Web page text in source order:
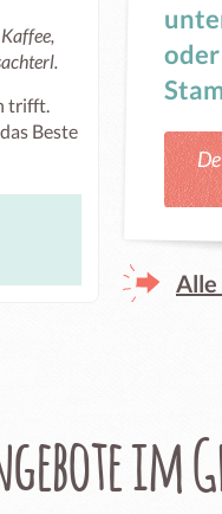
trifft.
Beste
Alle
im